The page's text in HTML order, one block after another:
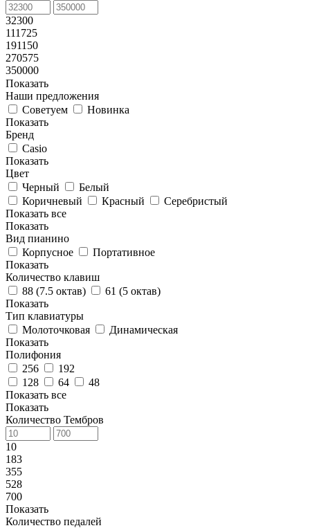
32300
111725
191150
270575
350000
Показать
Наши предложения
Советуем
Новинка
Показать
Бренд
Casio
Показать
Цвет
Черный
Белый
Коричневый
Красный
Серебристый
Показать все
Показать
Вид пианино
Корпусное
Портативное
Показать
Количество клавиш
88 (7.5 октав)
61 (5 октав)
Показать
Тип клавиатуры
Молоточковая
Динамическая
Показать
Полифония
256
192
128
64
48
Показать все
Показать
Количество Тембров
10
183
355
528
700
Показать
Количество педалей